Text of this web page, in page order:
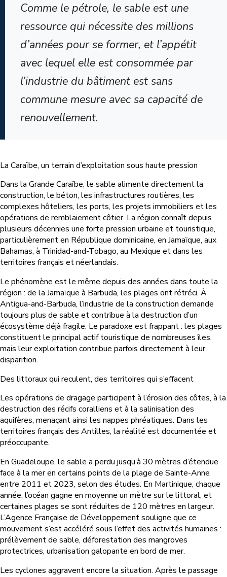
Comme le pétrole, le sable est une
ressource qui nécessite des millions
d’années pour se former, et l’appétit
avec lequel elle est consommée par
l’industrie du bâtiment est sans
commune mesure avec sa capacité de
renouvellement.
La Caraïbe, un terrain d’exploitation sous haute pression
Dans la Grande Caraïbe, le sable alimente directement la
construction, le béton, les infrastructures routières, les
complexes hôteliers, les ports, les projets immobiliers et les
opérations de remblaiement côtier. La région connaît depuis
plusieurs décennies une forte pression urbaine et touristique,
particulièrement en République dominicaine, en Jamaïque, aux
Bahamas, à Trinidad-and-Tobago, au Mexique et dans les
territoires français et néerlandais.
Le phénomène est le même depuis des années dans toute la
région : de la Jamaïque à Barbuda, les plages ont rétréci. À
Antigua-and-Barbuda, l’industrie de la construction demande
toujours plus de sable et contribue à la destruction d’un
écosystème déjà fragile. Le paradoxe est frappant : les plages
constituent le principal actif touristique de nombreuses îles,
mais leur exploitation contribue parfois directement à leur
disparition.
Des littoraux qui reculent, des territoires qui s’effacent
Les opérations de dragage participent à l’érosion des côtes, à la
destruction des récifs coralliens et à la salinisation des
aquifères, menaçant ainsi les nappes phréatiques. Dans les
territoires français des Antilles, la réalité est documentée et
préoccupante.
En Guadeloupe, le sable a perdu jusqu’à 30 mètres d’étendue
face à la mer en certains points de la plage de Sainte-Anne
entre 2011 et 2023, selon des études. En Martinique, chaque
année, l’océan gagne en moyenne un mètre sur le littoral, et
certaines plages se sont réduites de 120 mètres en largeur.
L’Agence Française de Développement souligne que ce
mouvement s’est accéléré sous l’effet des activités humaines :
prélèvement de sable, déforestation des mangroves
protectrices, urbanisation galopante en bord de mer.
Les cyclones aggravent encore la situation. Après le passage